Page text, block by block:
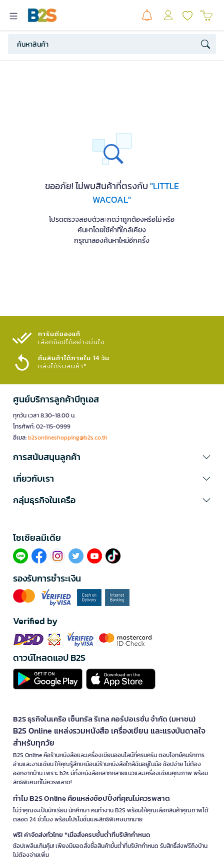
ขออภัย! ไม่พบสินค้าที่ตรงกับ"LITTLE
WACOAL"
โปรดตรวจสอบตัวสะกดว่าถูกต้องหรือไม่ หรือ
ค้นหาโดยใช้คำที่ใกล้เคียง
กรุณาลองค้นหาใหม่อีกครั้ง
การันตีของแท้
เลือกช้อปได้อย่างมั่นใจ​
คืนสินค้าได้ภายใน 14 วัน
หลังได้รับสินค้า*
ศูนย์บริการลูกค้าบีทูเอส
ทุกวัน เวลา 8.30-18.00 น.
โทรศัพท์: 02-115-0999
อีเมล:b2sonlineshopping@b2s.co.th
การสนับสนุนลูกค้า
เกี่ยวกับเรา
กลุ่มธุรกิจในเครือ
โซเซียลมีเดีย​
รองรับการชำระเงิน
Verified by
ดาวน์โหลดแอป B2S
B2S ธุรกิจในเครือ เซ็นทรัล รีเทล คอร์ปอเรชั่น จำกัด (มหาชน)
B2S Online แหล่งรวมหนังสือ เครื่องเขียน และแรงบันดาลใจ
สำหรับทุกวัย
B2S Online คือร้านหนังสือและเครื่องเขียนออนไลน์ที่ครบครัน ตอบโจทย์คนรักการ
อ่านและงานเขียน ให้คุณรู้สึกเหมือนมีร้านหนังสือใกล้ฉันอยู่ในมือ ช้อปง่าย ไม่ต้อง
ออกจากบ้าน เพราะ b2s มีทั้งหนังสือหลากหลายแนวและเครื่องเขียนคุณภาพ พร้อม
สิทธิพิเศษที่ไม่ควรพลาด!
ทำไม B2S Online คือแหล่งช้อปปิ้งที่คุณไม่ควรพลาด
ไม่ว่าคุณจะเป็นนักเรียน นักศึกษา คนทำงาน B2S พร้อมให้คุณเลือกสินค้าคุณภาพได้
ตลอด 24 ชั่วโมง พร้อมโปรโมชั่นและสิทธิพิเศษมากมาย
ฟรี! ค่าจัดส่งทั่วไทย *เมื่อสั่งครบขั้นต่ำที่บริษัทกำหนด
ช้อปเพลินเกินคุ้ม! เพียงมียอดสั่งซื้อสินค้าขั้นต่ำที่บริษัทกำหนด รับสิทธิ์ส่งฟรีถึงบ้าน
ไม่ต้องจ่ายเพิ่ม